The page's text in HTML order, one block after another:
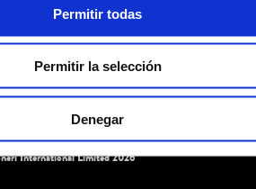
Permitir todas
Permitir la selección
Denegar
CONTACTO
Política de privacidad
Cookies
International Limited 2026